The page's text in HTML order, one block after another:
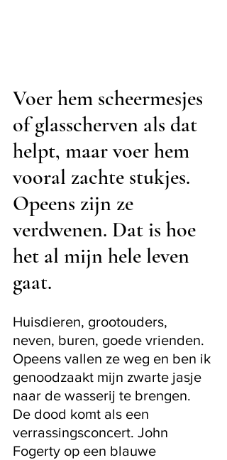
Voer hem scheermesjes
of glasscherven als dat
helpt, maar voer hem
vooral zachte stukjes.
Opeens zijn ze
verdwenen. Dat is hoe
het al mijn hele leven
gaat.
Huisdieren, grootouders,
neven, buren, goede vrienden.
Opeens vallen ze weg en ben ik
genoodzaakt mijn zwarte jasje
naar de wasserij te brengen.
De dood komt als een
verrassingsconcert. John
Fogerty op een blauwe